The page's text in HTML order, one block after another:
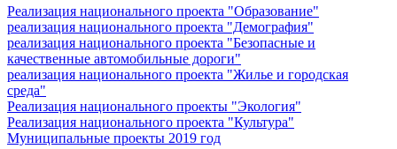
Реализация национального проекта "Образование"
реализация национального проекта "Демография"
реализация национального проекта "Безопасные и
качественные автомобильные дороги"
реализация национального проекта "Жилье и городская
среда"
Реализация национального проекты "Экология"
Реализация национального проекта "Культура"
Муниципальные проекты 2019 год